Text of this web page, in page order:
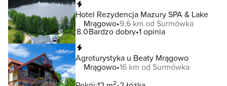
Hotel Rezydencja Mazury SPA & Lake
Mrągowo 9,6 km od Surmówka
8.0Bardzo dobry 1 opinia
Agroturystyka u Beaty Mrągowo
Mrągowo 16 km od Surmówka
2